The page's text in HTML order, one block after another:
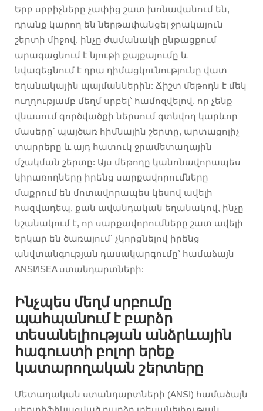
Երբ սրբիչները չափից շատ խոնավանում են,
դրանք կարող են ներթափանցել ջրակայուն
շերտի միջով, ինչը ժամանակի ընթացքում
արագացնում է նյութի քայքայումը և
նվազեցնում է դրա դիմացկունությունը վատ
եղանակային պայմաններին: Ճիշտ մեթոդն է մեկ
ուղղությամբ մեղմ սրբել՝ համոզվելով, որ չենք
վնասում գործվածքի ներսում գտնվող կարևոր
մասերը՝ պայծառ հիմնային շերտը, արտացոլիչ
տարրերը և այդ հատուկ ջրամետաղային
մշակման շերտը: Այս մեթոդը կանոնավորապես
կիրառողները իրենց սարքավորումները
մաքրում են մոտավորապես կեսով ավելի
հազվադեպ, քան ավանդական եղանակով, ինչը
նշանակում է, որ սարքավորումները շատ ավելի
երկար են ծառայում՝ չկորցնելով իրենց
անվտանգության դասակարգումը՝ համաձայն
ANSI/ISEA ստանդարտների:
Ինչպես մեղմ սրբումը
պահպանում է բարձր
տեսանելիության անձրևային
հագուստի բոլոր երեք
կատարողական շերտերը
Մետաղական ստանդարտների (ANSI) համաձայն